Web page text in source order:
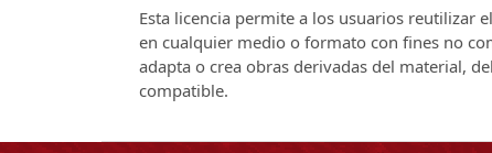
Esta licencia permite a los usuarios reutilizar
en cualquier medio o formato con fines no
adapta o crea obras derivadas del material,
compatible.